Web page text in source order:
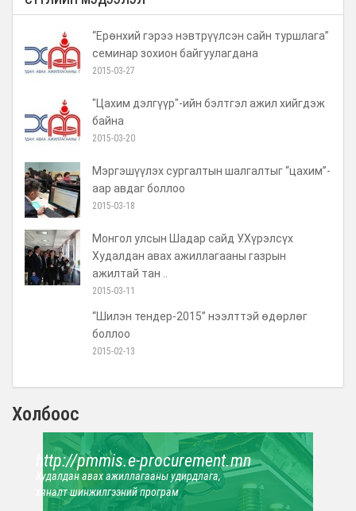
“Ерөнхий гэрээ нэвтрүүлсэн сайн туршлага”
семинар зохион байгуулагдана
2015-03-27
"Цахим дэлгүүр"-ийн бэлтгэл ажил хийгдэж
байна
2015-03-20
Мэргэшүүлэх сургалтын шалгалтыг “цахим”-
аар авдаг боллоо
2015-03-18
Монгол улсын Шадар сайд У.Хүрэлсүх
Худалдан авах ажиллагааны газрын
ажилтай тан ..
2015-03-11
“Шилэн тендер-2015” нээлттэй өдөрлөг
боллоо
2015-02-13
Холбоос
http://pmmis.e-procurement.mn
Худалдан авах ажиллагааны удирдлага,
хяналт шинжилгээний програм